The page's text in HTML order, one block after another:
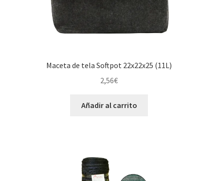
Maceta de tela Softpot 22x22x25 (11L)
2,56€
Añadir al carrito